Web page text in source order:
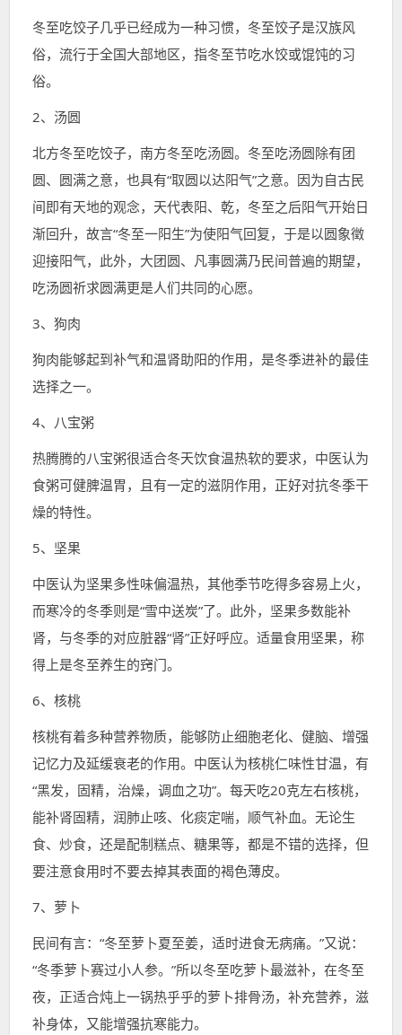
冬至吃饺子几乎已经成为一种习惯，冬至饺子是汉族风
俗，流行于全国大部地区，指冬至节吃水饺或馄饨的习
俗。
2、汤圆
北方冬至吃饺子，南方冬至吃汤圆。冬至吃汤圆除有团
圆、圆满之意，也具有“取圆以达阳气”之意。因为自古民
间即有天地的观念，天代表阳、乾，冬至之后阳气开始日
渐回升，故言“冬至一阳生”为使阳气回复，于是以圆象徵
迎接阳气，此外，大团圆、凡事圆满乃民间普遍的期望，
吃汤圆祈求圆满更是人们共同的心愿。
3、狗肉
狗肉能够起到补气和温肾助阳的作用，是冬季进补的最佳
选择之一。
4、八宝粥
热腾腾的八宝粥很适合冬天饮食温热软的要求，中医认为
食粥可健脾温胃，且有一定的滋阴作用，正好对抗冬季干
燥的特性。
5、坚果
中医认为坚果多性味偏温热，其他季节吃得多容易上火，
而寒冷的冬季则是“雪中送炭”了。此外，坚果多数能补
肾，与冬季的对应脏器“肾”正好呼应。适量食用坚果，称
得上是冬至养生的窍门。
6、核桃
核桃有着多种营养物质，能够防止细胞老化、健脑、增强
记忆力及延缓衰老的作用。中医认为核桃仁味性甘温，有
“黑发，固精，治燥，调血之功”。每天吃20克左右核桃，
能补肾固精，润肺止咳、化痰定喘，顺气补血。无论生
食、炒食，还是配制糕点、糖果等，都是不错的选择，但
要注意食用时不要去掉其表面的褐色薄皮。
7、萝卜
民间有言：“冬至萝卜夏至姜，适时进食无病痛。”又说：
“冬季萝卜赛过小人参。”所以冬至吃萝卜最滋补，在冬至
夜，正适合炖上一锅热乎乎的萝卜排骨汤，补充营养，滋
补身体，又能增强抗寒能力。